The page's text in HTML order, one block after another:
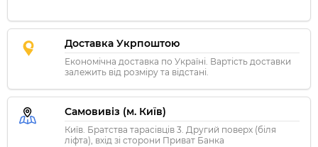
Доставка Укрпоштою
Економічна доставка по Україні. Вартість доставки
залежить від розміру та відстані.
Самовивіз (м. Київ)
Київ. Братства тарасівців 3. Другий поверх (біля
ліфта), вхід зі сторони Приват Банка